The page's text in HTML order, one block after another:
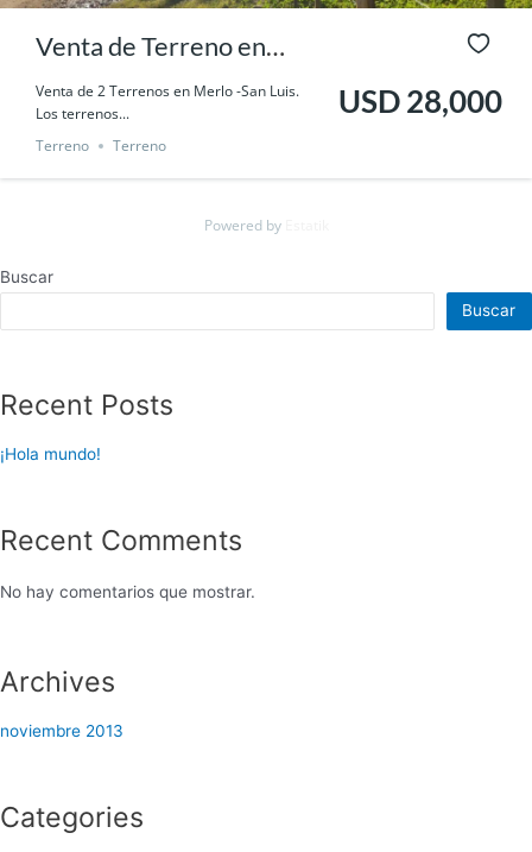
Venta de Terreno en
Merlo
Venta de 2 Terrenos en Merlo -San Luis.
Los terrenos...
USD 28,000
Terreno Terreno
Powered by
Buscar
Buscar
Recent Posts
¡Hola mundo!
Recent Comments
No hay comentarios que mostrar.
Archives
noviembre 2013
Categories